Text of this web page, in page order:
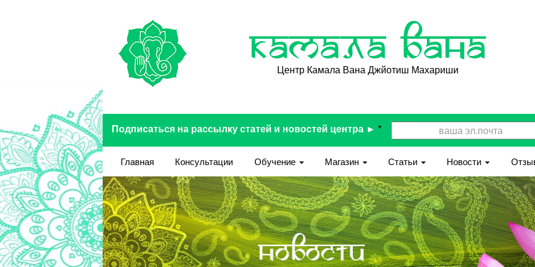
Камала Вана
Центр Камала Вана Джйотиш Махариши
Подписаться на рассылку статей и новостей центра ► *
Главная Консультации Обучение Магазин Статьи Новости